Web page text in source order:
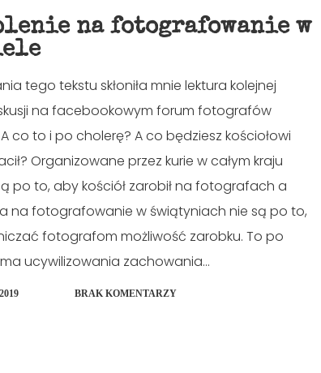
na fotografowanie w
tego tekstu skłoniła mnie lektura kolejnej
na facebookowym forum fotografów
co to i po cholerę? A co będziesz kościołowi
Organizowane przez kurie w całym kraju
po to, aby kościół zarobił na fotografach a
na fotografowanie w świątyniach nie są po to,
fotografom możliwość zarobku. To po
ucywilizowania zachowania...
BRAK KOMENTARZY